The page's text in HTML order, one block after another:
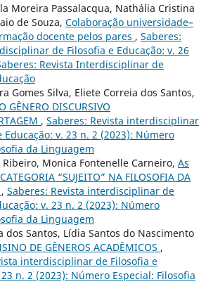
Moreira Passalacqua, Nathália Cristina
de Souza, Colaboração universidade–
docente pelos pares , Saberes:
de Filosofia e Educação: v. 26
Revista Interdisciplinar de
Gomes Silva, Eliete Correia dos Santos,
GÊNERO DISCURSIVO
, Saberes: Revista interdisciplinar
Educação: v. 23 n. 2 (2023): Número
da Linguagem
Monica Fontenelle Carneiro, As
“SUJEITO” NA FILOSOFIA DA
, Saberes: Revista interdisciplinar de
v. 23 n. 2 (2023): Número
da Linguagem
dos Santos, Lídia Santos do Nascimento
DE GÊNEROS ACADÊMICOS ,
interdisciplinar de Filosofia e
n. 2 (2023): Número Especial: Filosofia